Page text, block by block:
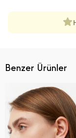
Benzer Ürünler